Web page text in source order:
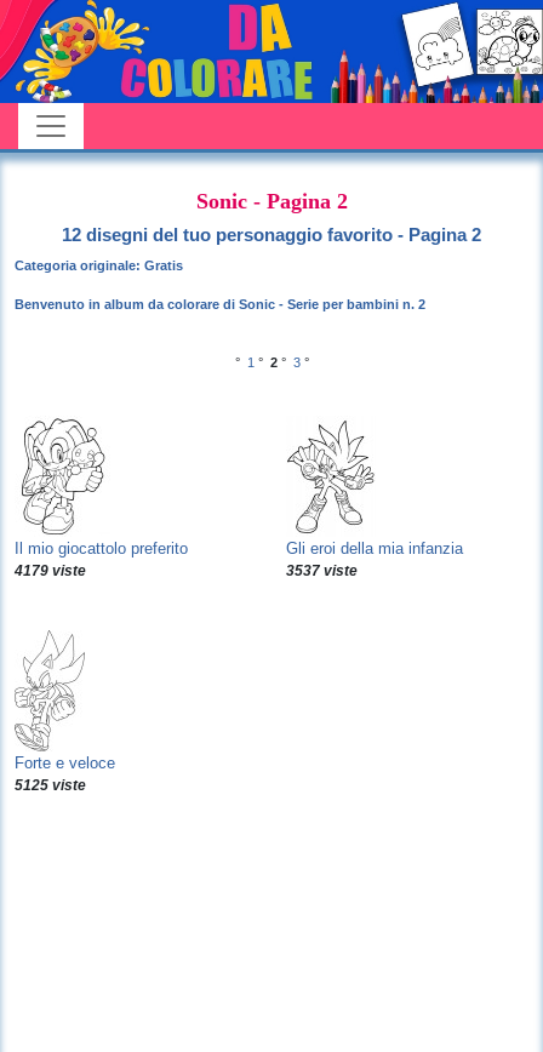
Sonic - Pagina 2
12 disegni del tuo personaggio favorito - Pagina 2
Categoria originale: Gratis
Benvenuto in album da colorare di Sonic - Serie per bambini n. 2
° 1 ° 2 ° 3°
Il mio giocattolo preferito
4179 viste
Gli eroi della mia infanzia
3537 viste
Forte e veloce
5125 viste